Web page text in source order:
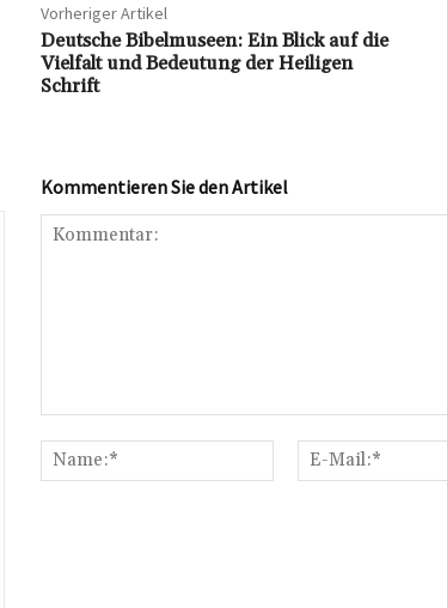
Vorheriger Artikel
Deutsche Bibelmuseen: Ein Blick auf die
Vielfalt und Bedeutung der Heiligen
Schrift
Kommentieren Sie den Artikel
Name:*